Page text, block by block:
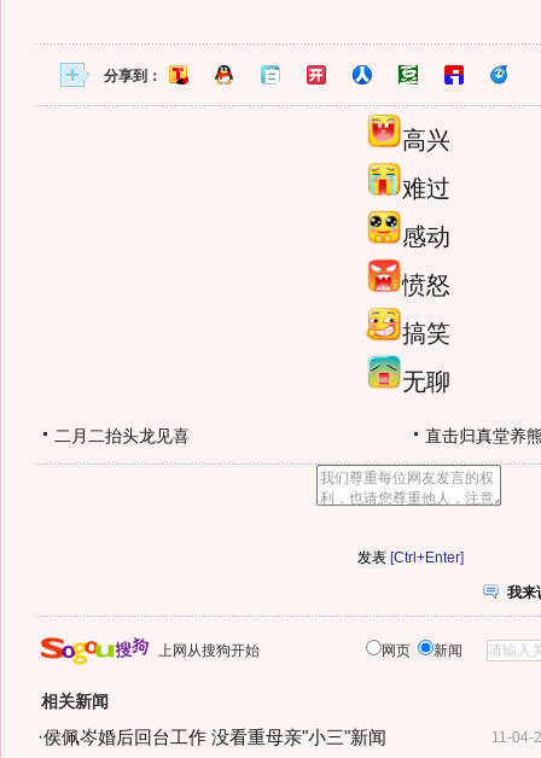
分享到：
高兴
难过
感动
愤怒
搞笑
无聊
二月二抬头龙见喜 直击归真堂养
[Ctrl+Enter]
我来
上网从搜狗开始 网页 新闻
相关新闻
11-04-
·侯佩岑婚后回台工作 没看重母亲"小三"新闻